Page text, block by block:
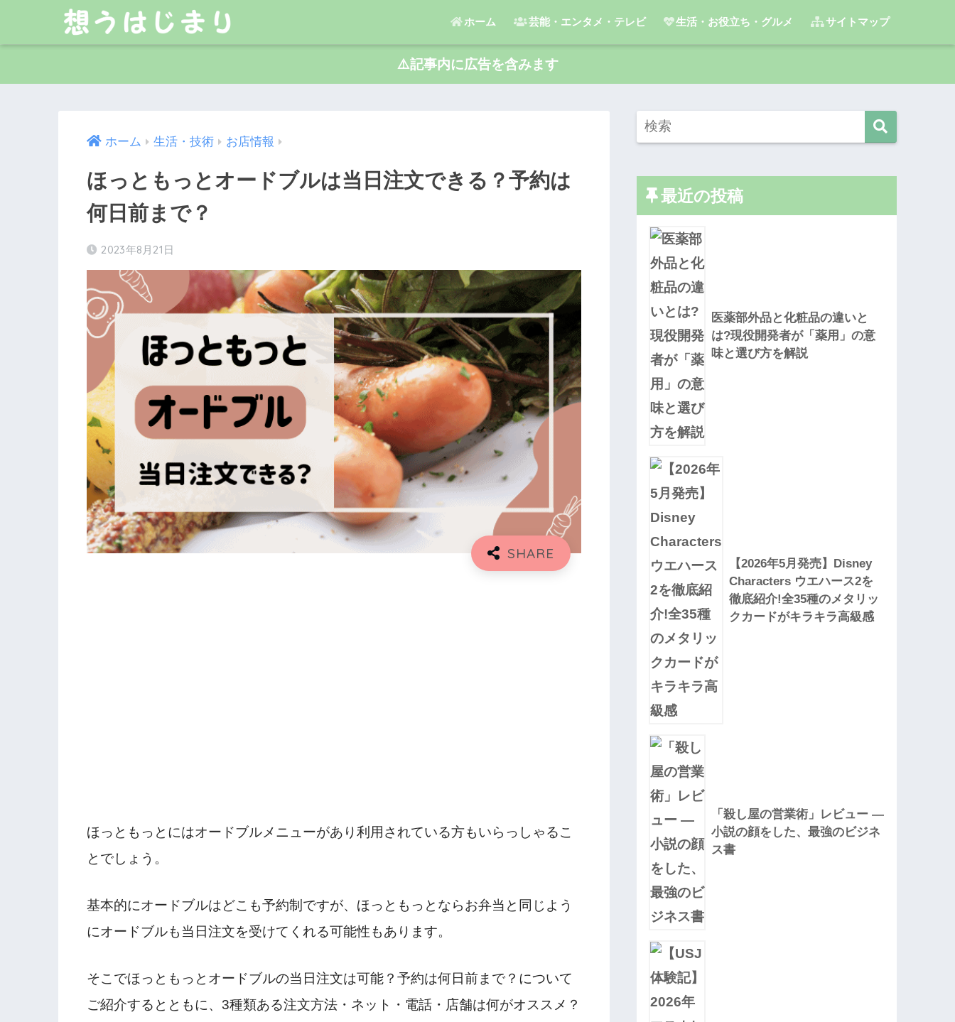
ホーム 芸能・エンタメ・テレビ 生活・お役立ち・グルメ サイトマップ
⚠️記事内に広告を含みます
ホーム 生活・技術 お店情報
ほっともっとオードブルは当日注文できる？予約は
何日前まで？
2023年8月21日
ほっともっとにはオードブルメニューがあり利用されている方もいらっしゃるこ
とでしょう。
基本的にオードブルはどこも予約制ですが、ほっともっとならお弁当と同じよう
にオードブルも当日注文を受けてくれる可能性もあります。
そこでほっともっとオードブルの当日注文は可能？予約は何日前まで？について
ご紹介するとともに、3種類ある注文方法・ネット・電話・店舗は何がオススメ？
最近の投稿
医薬部外品と化粧品の違いと
は?現役開発者が「薬用」の意
味と選び方を解説
【2026年5月発売】Disney
Characters ウエハース2を
徹底紹介!全35種のメタリッ
クカードがキラキラ高級感
「殺し屋の営業術」レビュー —
小説の顔をした、最強のビジネ
ス書